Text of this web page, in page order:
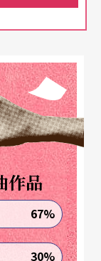
得意門生宮
），象徵
線。六、七
續演變化
代表，某種
貌。黑暗之
重心低下的
創心靈的悲
作品
67%
30%